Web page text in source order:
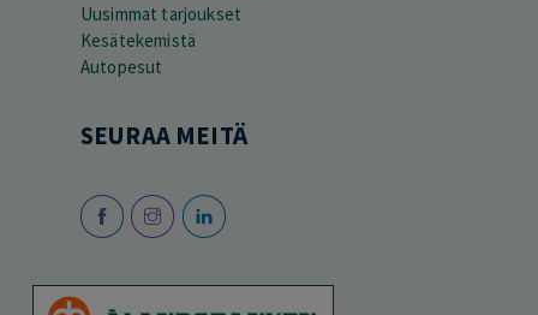
Uusimmat tarjoukset
Kesätekemistä
Autopesut
SEURAA MEITÄ